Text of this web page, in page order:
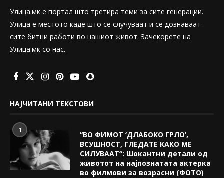
Улица.мк е портал што третира теми за сите генерации.
Улица е местото каде што се случуваат и се дознаваат
сите битни работи во нашиот живот. Зачекорете на
Улица.мк со нас.
НАЈЧИТАНИ ТЕКСТОВИ
1
“ВО ФИМОТ ‘ДЛАБОКО ГРЛО’,
ВСУШНОСТ, ГЛЕДАТЕ КАКО МЕ
СИЛУВААТ“: Шокантни детали од
животот на најпознатата актерка
во филмови за возрасни (ФОТО)